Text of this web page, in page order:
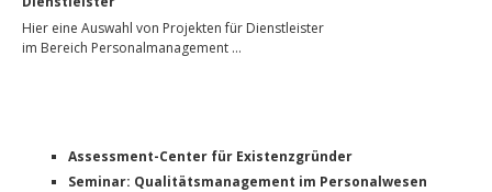
Hier eine Auswahl von Projekten für Dienstleister
im Bereich Personalmanagement …
Assessment-Center für Existenzgründer
Seminar: Qualitätsmanagement im Personalwesen